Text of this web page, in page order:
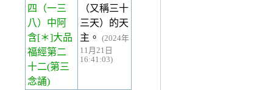
四
（一三
八）中阿
含[＊]大品
福經第二
十二(第三
念誦)
（又稱三十
三天）的天
主。
(2024年
11月21日
16:41:03)